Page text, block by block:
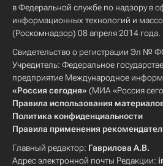
в Федеральной службе по надзору в
информационных технологий и
(Роскомнадзор) 08 апреля 2014 года.
Свидетельство о регистрации Эл №
Учредитель: Федеральное
предприятие Международное
«Россия сегодня» (МИА «Россия
Правила использования
Политика конфиденциальности
Правила применения
Главный редактор: Гаврилова А.В.
Адрес электронной почты Редакции: